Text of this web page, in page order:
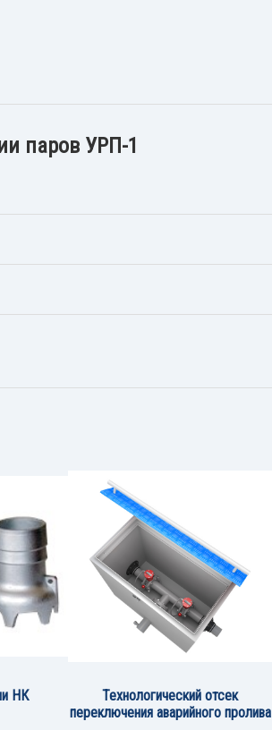
паров УРП-1
НК
Технологический отсек
переключения аварийного пролива